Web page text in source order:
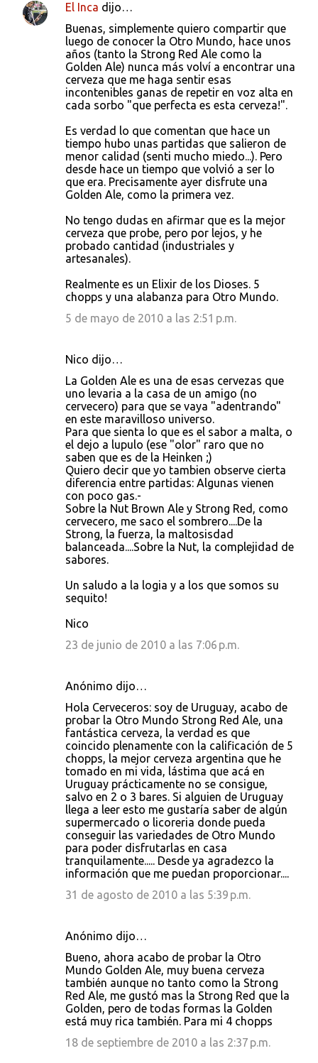
El Inca dijo…
Buenas, simplemente quiero compartir que
luego de conocer la Otro Mundo, hace unos
años (tanto la Strong Red Ale como la
Golden Ale) nunca más volví a encontrar una
cerveza que me haga sentir esas
incontenibles ganas de repetir en voz alta en
cada sorbo "que perfecta es esta cerveza!".
Es verdad lo que comentan que hace un
tiempo hubo unas partidas que salieron de
menor calidad (senti mucho miedo...). Pero
desde hace un tiempo que volvió a ser lo
que era. Precisamente ayer disfrute una
Golden Ale, como la primera vez.
No tengo dudas en afirmar que es la mejor
cerveza que probe, pero por lejos, y he
probado cantidad (industriales y
artesanales).
Realmente es un Elixir de los Dioses. 5
chopps y una alabanza para Otro Mundo.
5 de mayo de 2010 a las 2:51 p.m.
Nico dijo…
La Golden Ale es una de esas cervezas que
uno levaria a la casa de un amigo (no
cervecero) para que se vaya "adentrando"
en este maravilloso universo.
Para que sienta lo que es el sabor a malta, o
el dejo a lupulo (ese "olor" raro que no
saben que es de la Heinken ;)
Quiero decir que yo tambien observe cierta
diferencia entre partidas: Algunas vienen
con poco gas.-
Sobre la Nut Brown Ale y Strong Red, como
cervecero, me saco el sombrero....De la
Strong, la fuerza, la maltosisdad
balanceada....Sobre la Nut, la complejidad de
sabores.
Un saludo a la logia y a los que somos su
sequito!
Nico
23 de junio de 2010 a las 7:06 p.m.
Anónimo dijo…
Hola Cerveceros: soy de Uruguay, acabo de
probar la Otro Mundo Strong Red Ale, una
fantástica cerveza, la verdad es que
coincido plenamente con la calificación de 5
chopps, la mejor cerveza argentina que he
tomado en mi vida, lástima que acá en
Uruguay prácticamente no se consigue,
salvo en 2 o 3 bares. Si alguien de Uruguay
llega a leer esto me gustaría saber de algún
supermercado o licoreria donde pueda
conseguir las variedades de Otro Mundo
para poder disfrutarlas en casa
tranquilamente..... Desde ya agradezco la
información que me puedan proporcionar....
31 de agosto de 2010 a las 5:39 p.m.
Anónimo dijo…
Bueno, ahora acabo de probar la Otro
Mundo Golden Ale, muy buena cerveza
también aunque no tanto como la Strong
Red Ale, me gustó mas la Strong Red que la
Golden, pero de todas formas la Golden
está muy rica también. Para mi 4 chopps
18 de septiembre de 2010 a las 2:37 p.m.